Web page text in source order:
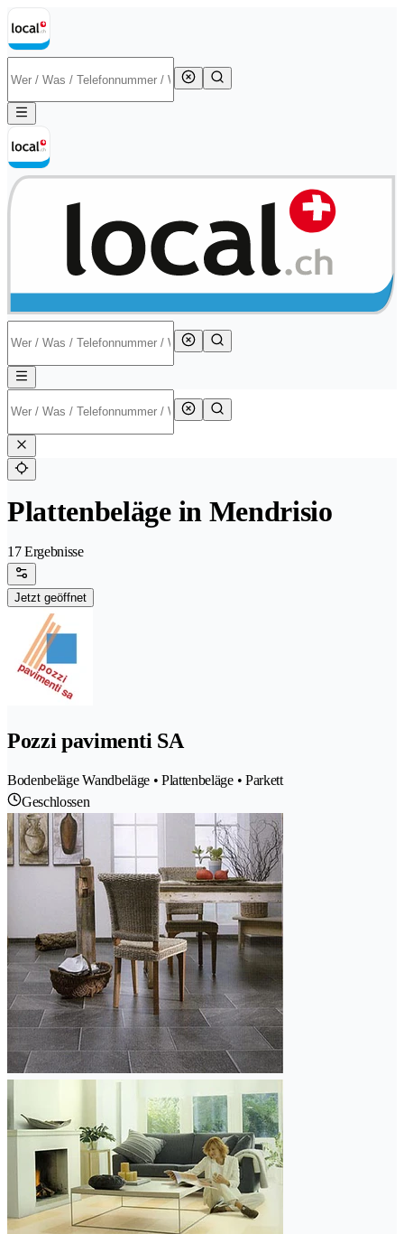
Plattenbeläge in Mendrisio
17 Ergebnisse
Jetzt geöffnet
Pozzi pavimenti SA
Bodenbeläge Wandbeläge • Plattenbeläge • Parkett
Geschlossen